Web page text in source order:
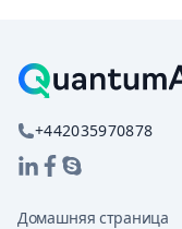
+442035970878
Домашняя страница